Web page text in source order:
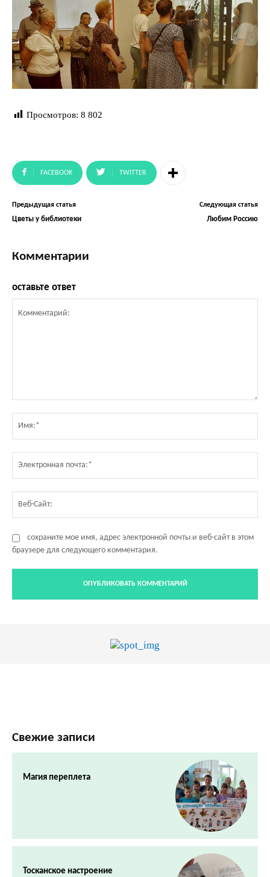
Просмотров: 8 802
FACEBOOK TWITTER
Предыдущая статья
Цветы у библиотеки
Следующая статья
Любим Россию
Комментарии
оставьте ответ
сохраните мое имя, адрес электронной почты и веб-сайт в этом
браузере для следующего комментария.
Свежие записи
Магия переплета
Тосканское настроение